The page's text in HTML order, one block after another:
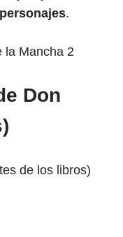
.
Don
de los libros)